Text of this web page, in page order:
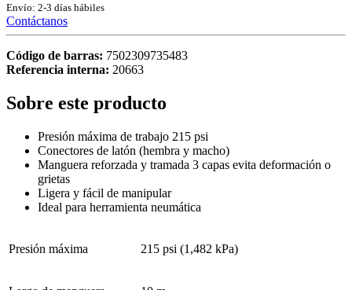
Envío: 2-3 días hábiles
Contáctanos
Código de barras: 7502309735483
Referencia interna: 20663
Sobre este producto
Presión máxima de trabajo 215 psi
Conectores de latón (hembra y macho)
Manguera reforzada y tramada 3 capas evita deformación o
grietas
Ligera y fácil de manipular
Ideal para herramienta neumática
Presión máxima 215 psi (1,482 kPa)